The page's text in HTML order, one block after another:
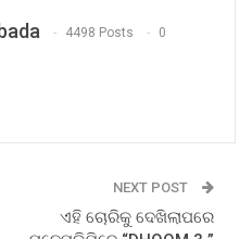
4498 Posts 0
NEXT POST
ଏହି ଚୋରିକୁ ଦେଖିଲାପରେ